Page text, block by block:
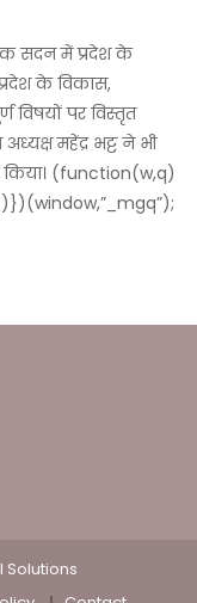
सदन में प्रदेश के
के विकास,
पर विस्तृत
महेंद्र भट्ट ने भी
किया। (function(w,q)
Solutions